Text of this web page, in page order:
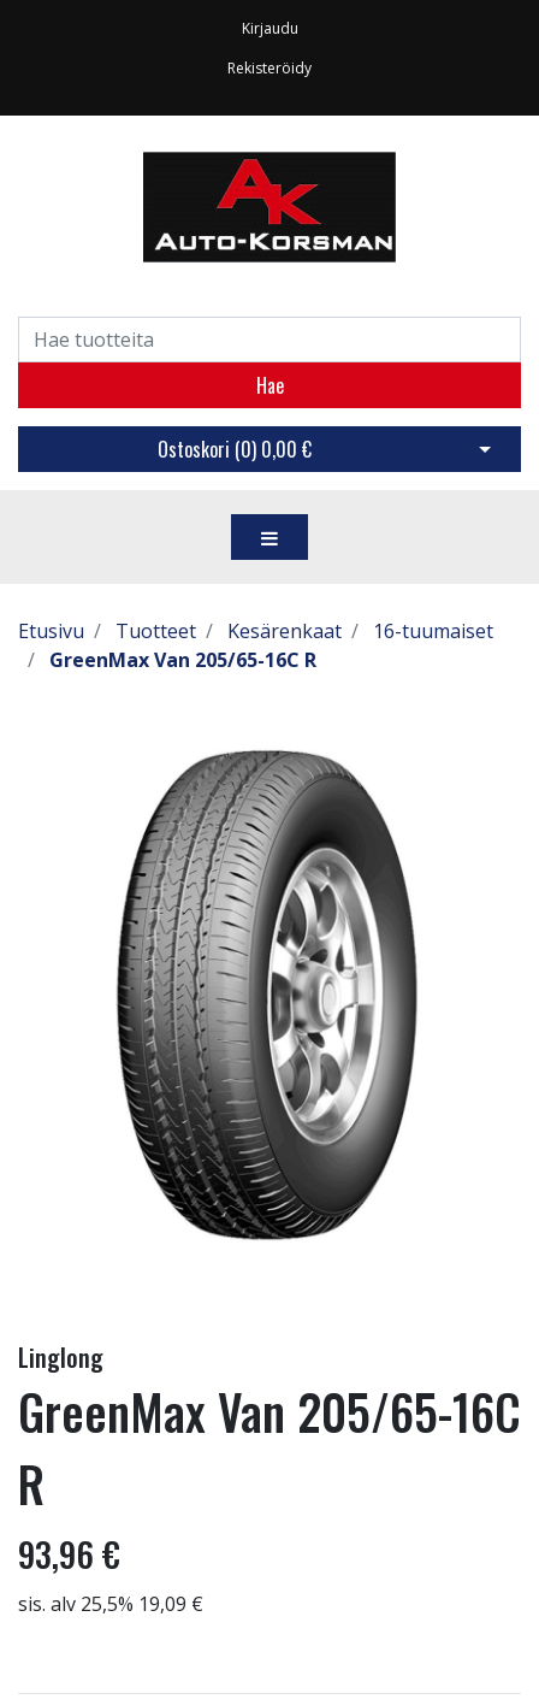
Kirjaudu
Rekisteröidy
Hae
Ostoskori (0) 0,00 € Avaa
Etusivu Tuotteet Kesärenkaat
16-tuumaiset
GreenMax Van 205/65-16C R
Linglong
GreenMax Van 205/65-16C
R
93,96 €
sis. alv 25,5% 19,09 €